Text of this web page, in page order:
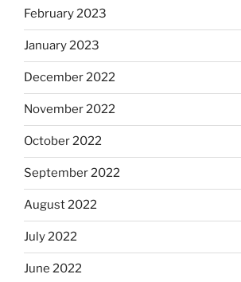
February 2023
January 2023
December 2022
November 2022
October 2022
September 2022
August 2022
July 2022
June 2022